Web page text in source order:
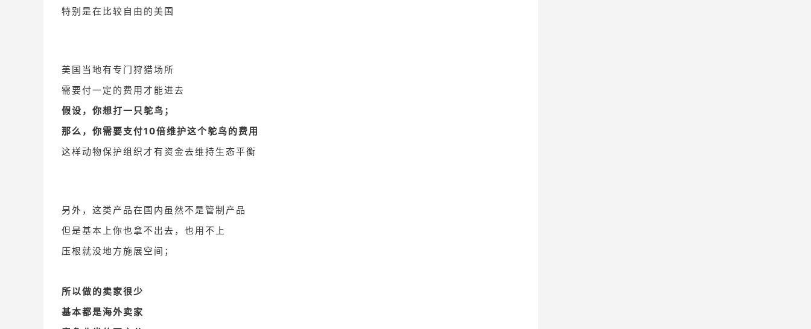
特别是在比较自由的美国
美国当地有专门狩猎场所
需要付一定的费用才能进去
假设，你想打一只鸵鸟；
那么，你需要支付10倍维护这个鸵鸟的费用
这样动物保护组织才有资金去维持生态平衡
另外，这类产品在国内虽然不是管制产品
但是基本上你也拿不出去， 也用不上
压根就没地方施展空间；
所以做的卖家很少
基本都是海外卖家